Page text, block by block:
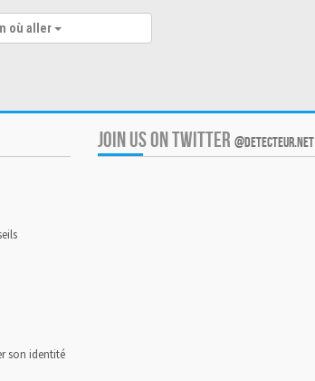
où aller
son identité
JOIN US ON TWITTER @DETECTEUR.NET